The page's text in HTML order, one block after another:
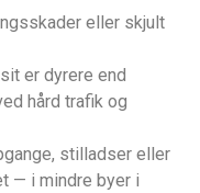
eller skjult
er dyrere end
hård trafik og
stilladser eller
— i mindre byer i